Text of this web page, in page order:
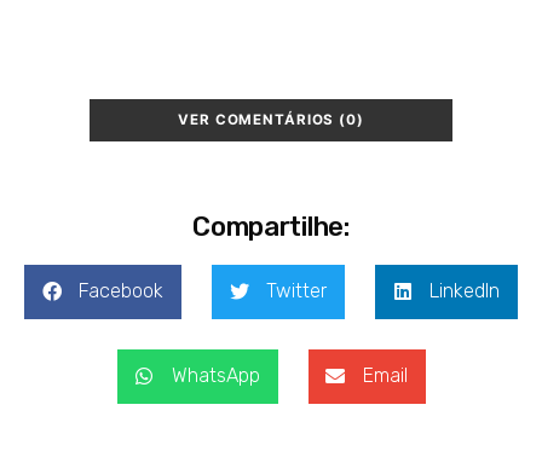
VER COMENTÁRIOS (0)
Compartilhe:
Facebook Twitter LinkedIn
WhatsApp Email